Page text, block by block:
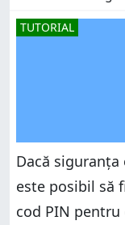
TUTORIAL
Dacă
este posibil să
cod PIN pentru